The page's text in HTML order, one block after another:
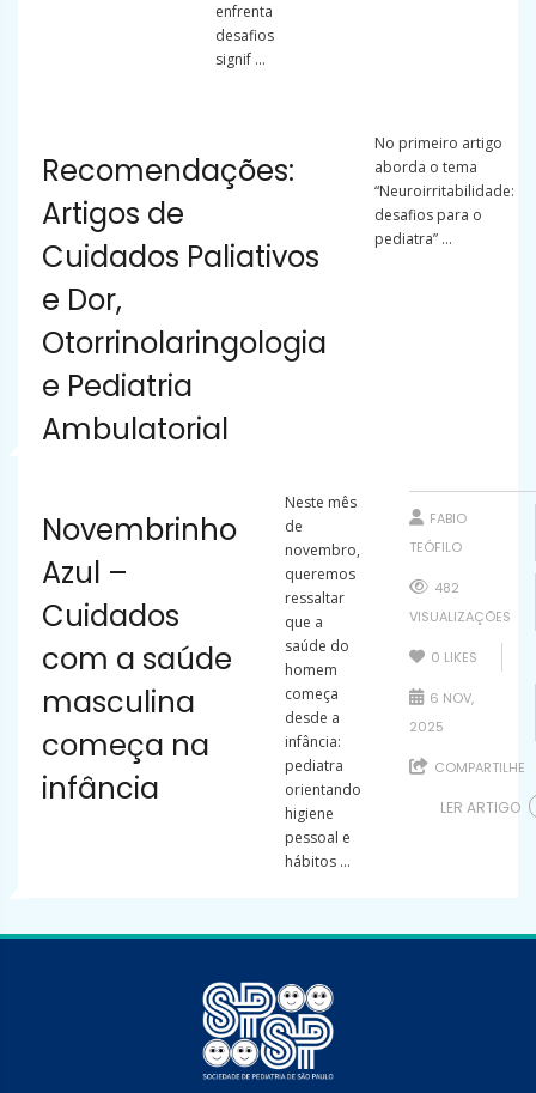
enfrenta
desafios
signif ...
Recomendações:
Artigos de
Cuidados Paliativos
e Dor,
Otorrinolaringologia
e Pediatria
Ambulatorial
No primeiro artigo
aborda o tema
“Neuroirritabilidade:
desafios para o
pediatra” ...
Novembrinho
Azul –
Cuidados
com a saúde
masculina
começa na
infância
Neste mês
de
novembro,
queremos
ressaltar
que a
saúde do
homem
começa
desde a
infância:
pediatra
orientando
higiene
pessoal e
hábitos ...
FABIO
TEÓFILO
482
VISUALIZAÇÕES
0 LIKES
6 NOV,
2025
COMPARTILHE
LER ARTIGO